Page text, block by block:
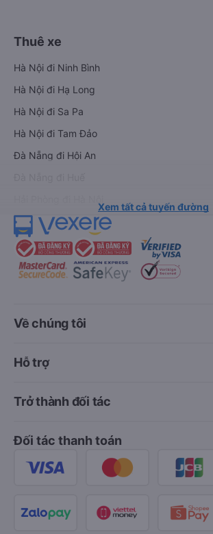
Thuê xe
Hà Nội đi Ninh Bình
Hà Nội đi Hạ Long
Hà Nội đi Sa Pa
Hà Nội đi Tam Đảo
Đà Nẵng đi Hội An
Xem tất cả tuyến đường
Về chúng tôi
Hỗ trợ
Trở thành đối tác
Đối tác thanh toán